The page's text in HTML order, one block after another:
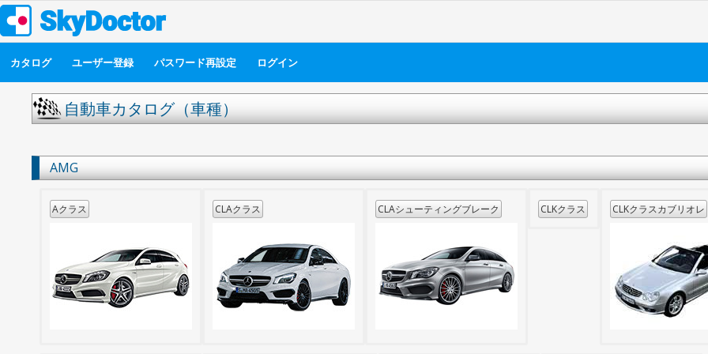
カタログ ユーザー登録 パスワード再設定 ログイン
自動車カタログ（車種）
AMG
Aクラス CLAクラス CLAシューティングブレーク CLKクラス CLKクラスカブリオレ